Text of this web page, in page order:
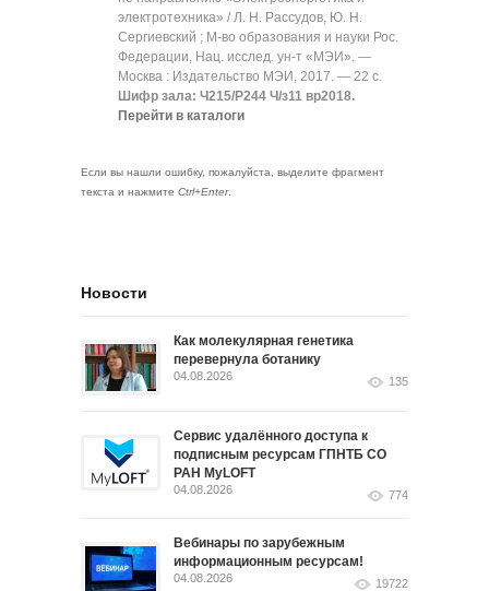
электротехника» / Л. Н. Рассудов, Ю. Н.
Сергиевский ; М-во образования и науки Рос.
Федерации, Нац. исслед. ун-т «МЭИ». —
Москва : Издательство МЭИ, 2017. — 22 с.
Шифр зала: Ч215/Р244 Ч/з11 вр2018.
Перейти в каталоги
Если вы нашли ошибку, пожалуйста, выделите фрагмент
текста и нажмите Ctrl+Enter.
Новости
Как молекулярная генетика
перевернула ботанику
04.08.2026 135
Сервис удалённого доступа к
подписным ресурсам ГПНТБ СО
РАН MyLOFT
04.08.2026 774
Вебинары по зарубежным
информационным ресурсам!
04.08.2026 19722